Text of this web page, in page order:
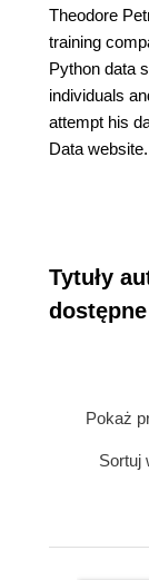
Theodore
training
Python data
individuals
attempt his
Data website.
Tytuły
Pokaż
Sortuj